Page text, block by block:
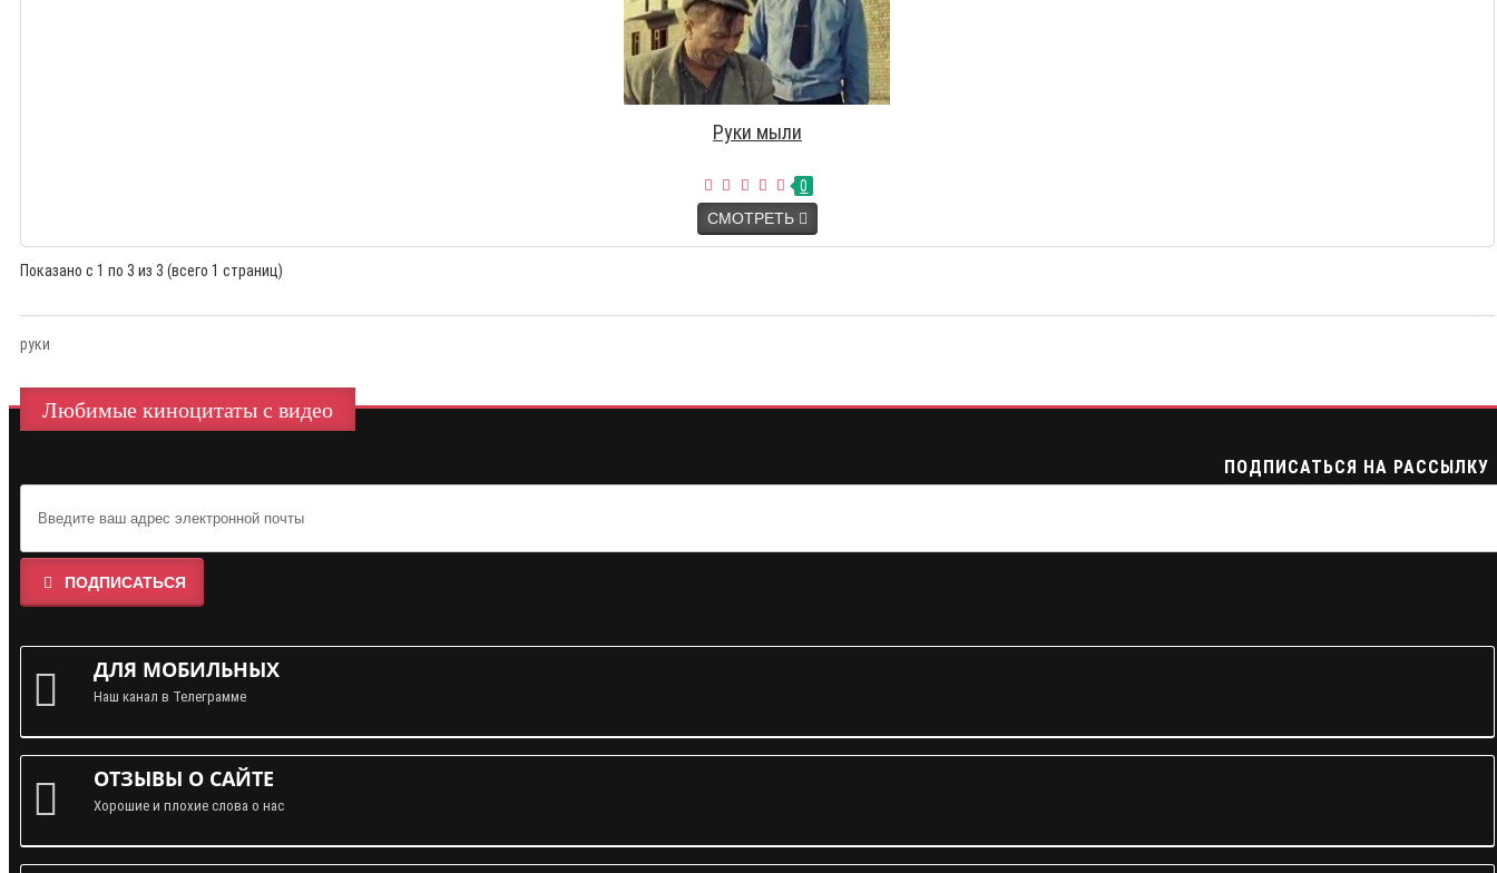
Руки мыли
0
СМОТРЕТЬ
Показано с 1 по 3 из 3 (всего 1 страниц)
руки
Любимые киноцитаты с видео
ПОДПИСАТЬСЯ НА РАССЫЛКУ
ПОДПИСАТЬСЯ
ДЛЯ МОБИЛЬНЫХ
Наш канал в Телеграмме
ОТЗЫВЫ О САЙТЕ
Хорошие и плохие слова о нас